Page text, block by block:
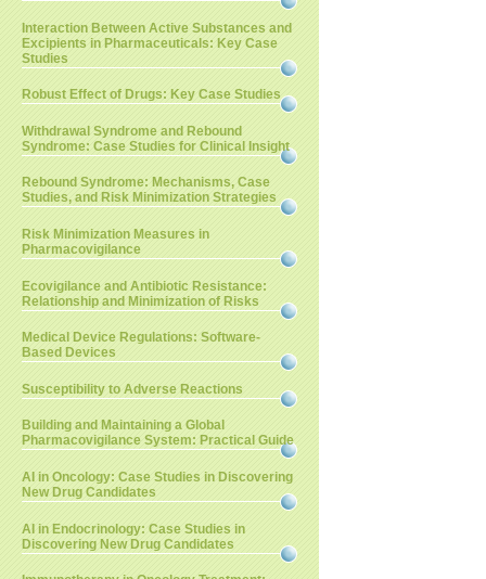
Interaction Between Active Substances and
Excipients in Pharmaceuticals: Key Case
Studies
Robust Effect of Drugs: Key Case Studies
Withdrawal Syndrome and Rebound
Syndrome: Case Studies for Clinical Insight
Rebound Syndrome: Mechanisms, Case
Studies, and Risk Minimization Strategies
Risk Minimization Measures in
Pharmacovigilance
Ecovigilance and Antibiotic Resistance:
Relationship and Minimization of Risks
Medical Device Regulations: Software-
Based Devices
Susceptibility to Adverse Reactions
Building and Maintaining a Global
Pharmacovigilance System: Practical Guide
AI in Oncology: Case Studies in Discovering
New Drug Candidates
AI in Endocrinology: Case Studies in
Discovering New Drug Candidates